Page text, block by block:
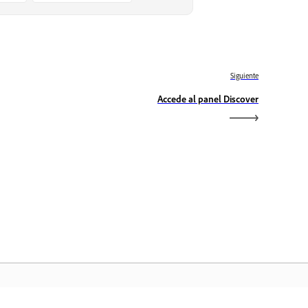
Siguiente
Accede al panel Discover